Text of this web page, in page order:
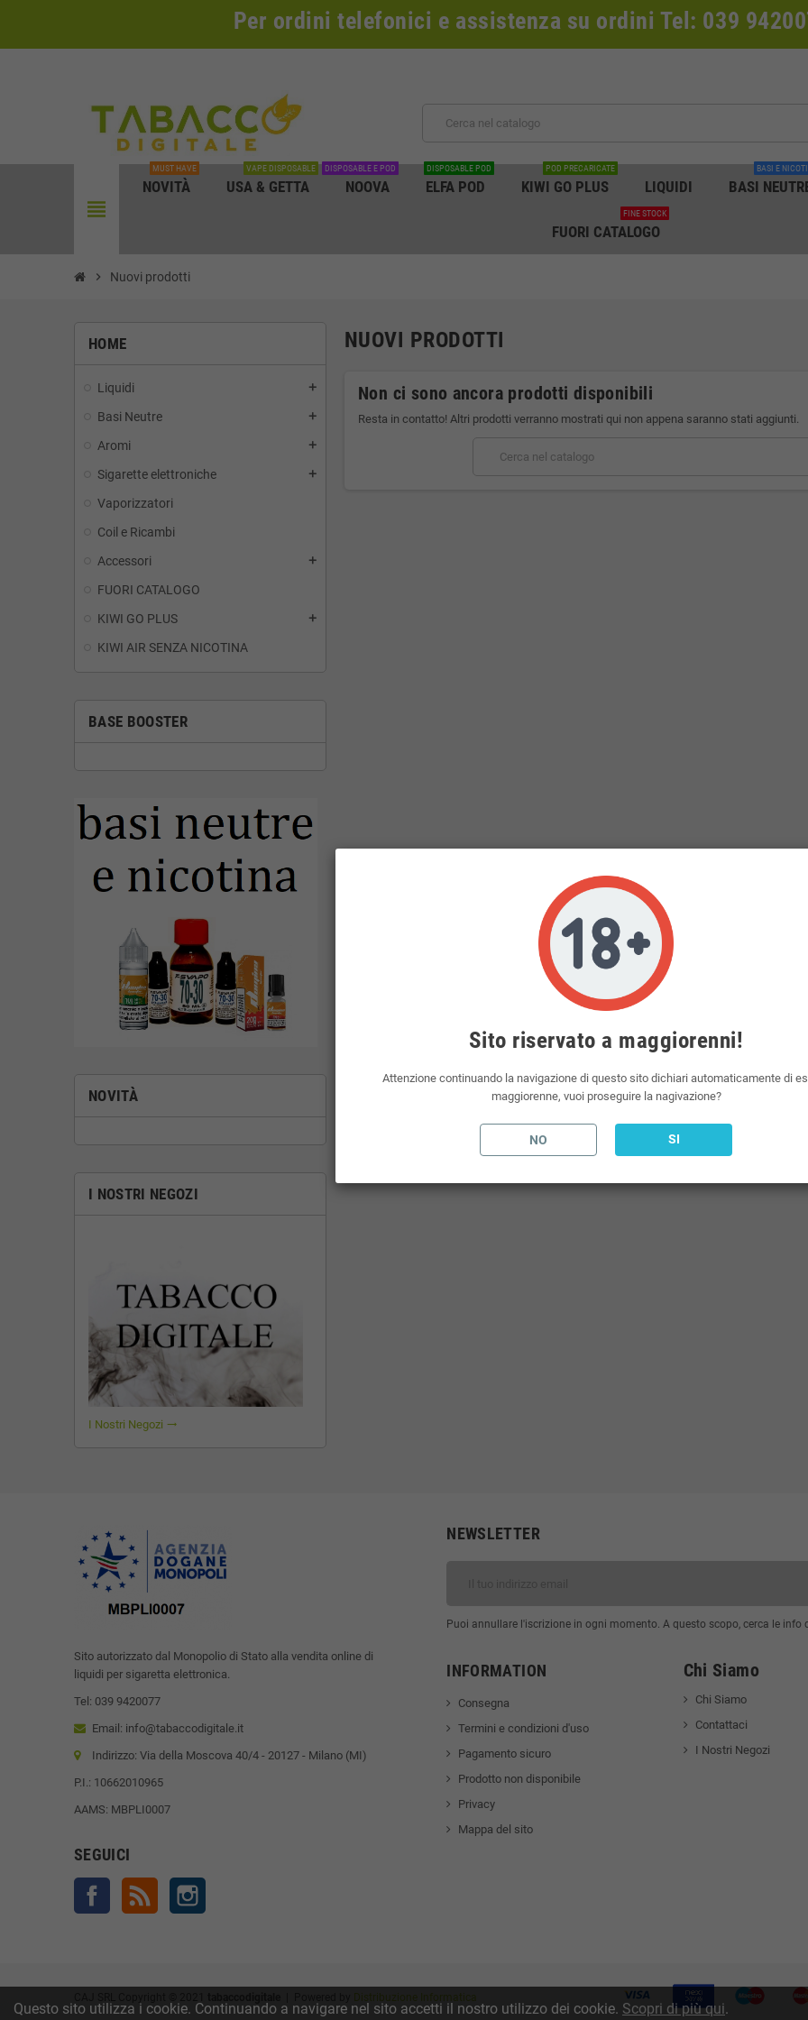
Per ordini telefonici e assistenza su ordini Tel: 039
view_headline
NOVITÀ
MUST HAVE
USA & GETTA
VAPE DISPOSABLE
NOOVA
DISPOSABLE E POD
ELFA POD
DISPOSABLE POD
KIWI GO PLUS
POD PRECARICATE
LIQUIDI BASI
BASI E
FUORI CATALOGO
FINE STOCK
chevron_right Nuovi prodotti
HOME
Liquidi add
Basi Neutre add
Aromi add
Sigarette elettroniche add
Vaporizzatori
Coil e Ricambi
Accessori
add
FUORI CATALOGO
KIWI GO PLUS
add
KIWI AIR SENZA NICOTINA
BASE BOOSTER
NOVITÀ
I NOSTRI NEGOZI
I Nostri Negozi trending_flat
NUOVI PRODOTTI
Non ci sono ancora prodotti disponibili
Resta in contatto! Altri prodotti verranno mostrati qui non appena saranno stati aggiunti.
Sito autorizzato dal Monopolio di Stato alla vendita online di
liquidi per sigaretta elettronica.
Tel: 039 9420077
Email: info@tabaccodigitale.it
Indirizzo: Via della Moscova 40/4 - 20127 - Milano (MI)
P.I.: 10662010965
AAMS: MBPLI0007
SEGUICI
Facebook Rss
NEWSLETTER
Puoi annullare l'iscrizione in ogni momento. A questo scopo, cerca le info
INFORMATION
Consegna
Termini e condizioni d'uso
Pagamento sicuro
Prodotto non disponibile
Privacy
Mappa del sito
Chi Siamo
Chi Siamo
Contattaci
I Nostri Negozi
Sito riservato a maggiorenni!
Attenzione continuando la navigazione di questo sito dichiari automaticamente di
maggiorenne, vuoi proseguire la nagivazione?
NO SI
Distribuzione Informatica
Questo sito utilizza i cookie. Continuando a navigare nel sito accetti il nostro utilizzo dei cookie. Scopri di più qui.